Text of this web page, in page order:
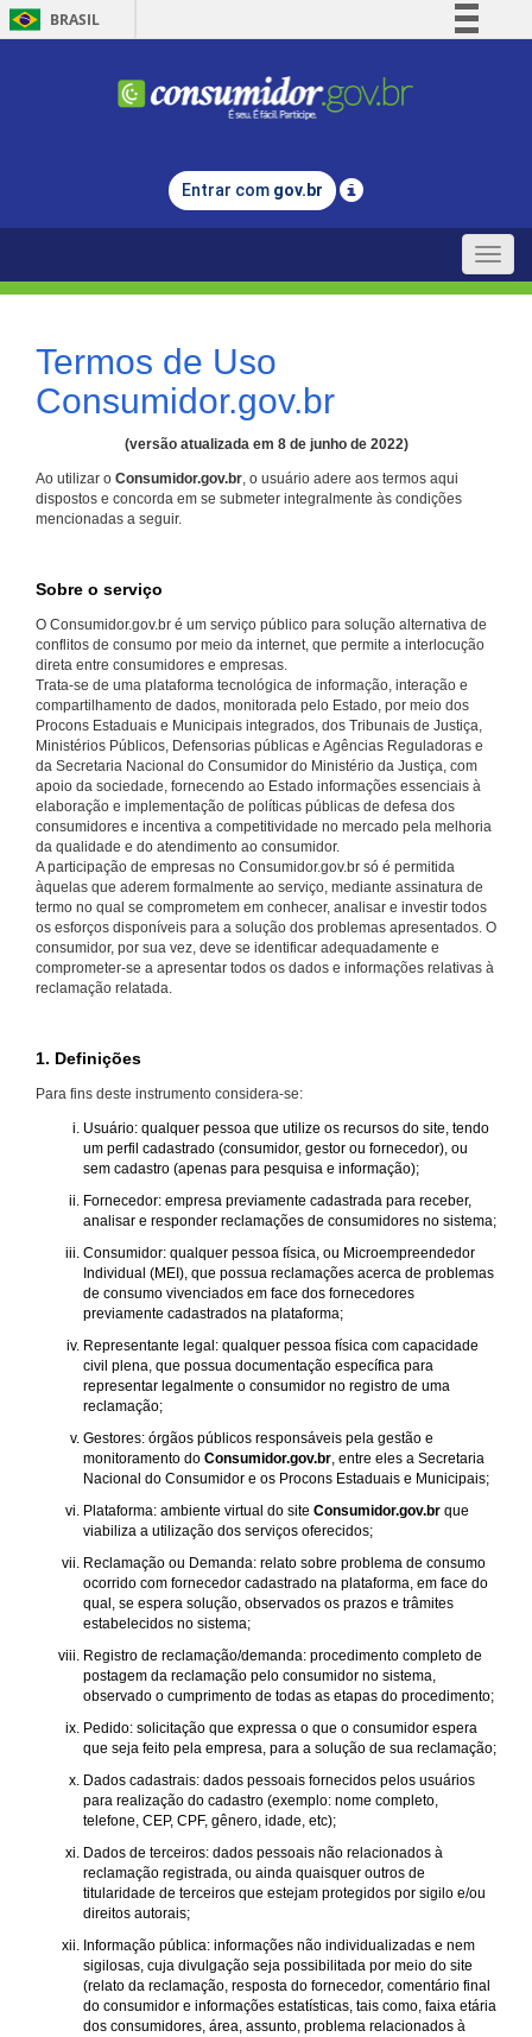
BRASIL
Comunica BR
Legislação
Entrar com gov.br
Toggle
Termos de Uso
Consumidor.gov.br
(versão atualizada em 8 de junho de 2022)
Ao utilizar o Consumidor.gov.br, o usuário adere aos termos aqui
dispostos e concorda em se submeter integralmente às condições
mencionadas a seguir.
Sobre o serviço
O Consumidor.gov.br é um serviço público para solução alternativa de
conflitos de consumo por meio da internet, que permite a interlocução
direta entre consumidores e empresas.
Trata-se de uma plataforma tecnológica de informação, interação e
compartilhamento de dados, monitorada pelo Estado, por meio dos
Procons Estaduais e Municipais integrados, dos Tribunais de Justiça,
Ministérios Públicos, Defensorias públicas e Agências Reguladoras e
da Secretaria Nacional do Consumidor do Ministério da Justiça, com
apoio da sociedade, fornecendo ao Estado informações essenciais à
elaboração e implementação de políticas públicas de defesa dos
consumidores e incentiva a competitividade no mercado pela melhoria
da qualidade e do atendimento ao consumidor.
A participação de empresas no Consumidor.gov.br só é permitida
àquelas que aderem formalmente ao serviço, mediante assinatura de
termo no qual se comprometem em conhecer, analisar e investir todos
os esforços disponíveis para a solução dos problemas apresentados. O
consumidor, por sua vez, deve se identificar adequadamente e
comprometer-se a apresentar todos os dados e informações relativas à
reclamação relatada.
1. Definições
Para fins deste instrumento considera-se:
Usuário: qualquer pessoa que utilize os recursos do site, tendo
um perfil cadastrado (consumidor, gestor ou fornecedor), ou
sem cadastro (apenas para pesquisa e informação);
Fornecedor: empresa previamente cadastrada para receber,
analisar e responder reclamações de consumidores no sistema;
Consumidor: qualquer pessoa física, ou Microempreendedor
Individual (MEI), que possua reclamações acerca de problemas
de consumo vivenciados em face dos fornecedores
previamente cadastrados na plataforma;
Representante legal: qualquer pessoa física com capacidade
civil plena, que possua documentação específica para
representar legalmente o consumidor no registro de uma
reclamação;
Gestores: órgãos públicos responsáveis pela gestão e
monitoramento do Consumidor.gov.br, entre eles a Secretaria
Nacional do Consumidor e os Procons Estaduais e Municipais;
Plataforma: ambiente virtual do site Consumidor.gov.br que
viabiliza a utilização dos serviços oferecidos;
Reclamação ou Demanda: relato sobre problema de consumo
ocorrido com fornecedor cadastrado na plataforma, em face do
qual, se espera solução, observados os prazos e trâmites
estabelecidos no sistema;
Registro de reclamação/demanda: procedimento completo de
postagem da reclamação pelo consumidor no sistema,
observado o cumprimento de todas as etapas do procedimento;
Pedido: solicitação que expressa o que o consumidor espera
que seja feito pela empresa, para a solução de sua reclamação;
Dados cadastrais: dados pessoais fornecidos pelos usuários
para realização do cadastro (exemplo: nome completo,
telefone, CEP, CPF, gênero, idade, etc);
Dados de terceiros: dados pessoais não relacionados à
reclamação registrada, ou ainda quaisquer outros de
titularidade de terceiros que estejam protegidos por sigilo e/ou
direitos autorais;
Informação pública: informações não individualizadas e nem
sigilosas, cuja divulgação seja possibilitada por meio do site
(relato da reclamação, resposta do fornecedor, comentário final
do consumidor e informações estatísticas, tais como, faixa etária
dos consumidores, área, assunto, problema relacionados à